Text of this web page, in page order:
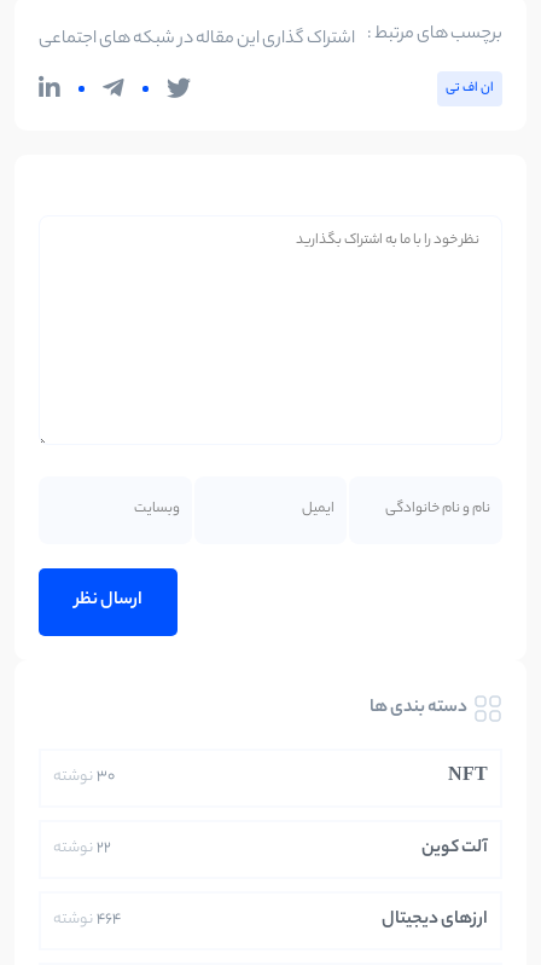
برچسب های مرتبط :
ان‌ اف‌ تی
اشتراک گذاری این مقاله در شبکه های اجتماعی
دسته بندی ها
NFT
30نوشته
آلت کوین 22نوشته
ارزهای دیجیتال 464نوشته